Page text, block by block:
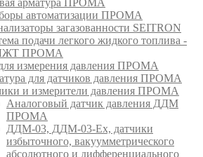
автоматизации ПРОМА
загазованности SEITRON
подачи легкого жидкого топлива -
ПРОМА
измерения давления ПРОМА
для датчиков давления ПРОМА
и измерители давления ПРОМА
Аналоговый датчик давления ДДМ
ПРОМА
ДДМ-03, ДДМ-03-Ех, датчики
избыточного, вакуумметрического
абсолютного и дифференциального